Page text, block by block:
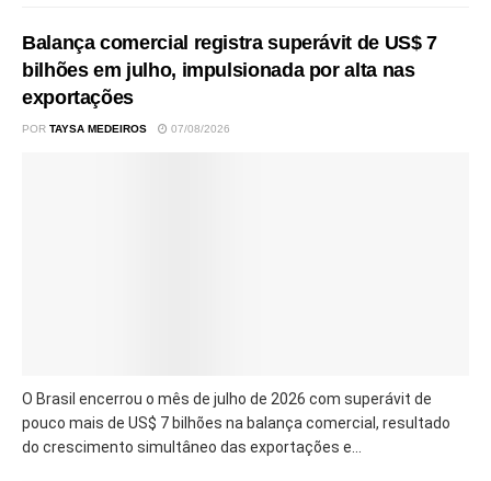
Balança comercial registra superávit de US$ 7
bilhões em julho, impulsionada por alta nas
exportações
POR TAYSA MEDEIROS 07/08/2026
O Brasil encerrou o mês de julho de 2026 com superávit de
pouco mais de US$ 7 bilhões na balança comercial, resultado
do crescimento simultâneo das exportações e...